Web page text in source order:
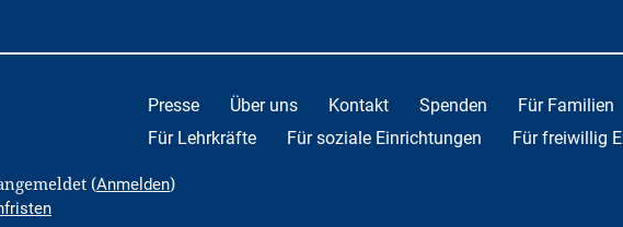
Presse Über uns Kontakt Spenden Für Familien
Für Lehrkräfte
Für soziale Einrichtungen Für freiwillig
(Anmelden)